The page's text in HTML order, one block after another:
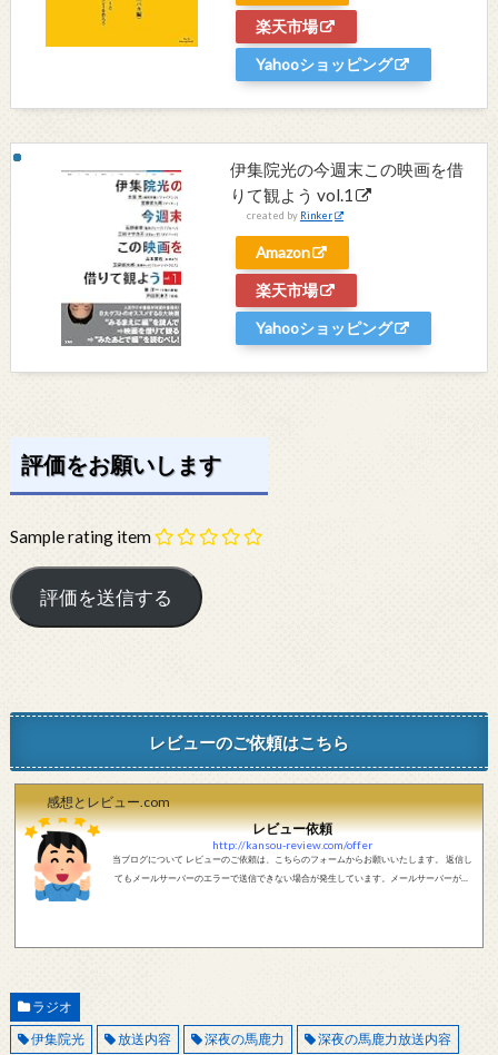
楽天市場
Yahooショッピング
伊集院光の今週末この映画を借
りて観よう vol.1
created by Rinker
Amazon
楽天市場
Yahooショッピング
評価をお願いします
Sample rating item
レビューのご依頼はこちら
感想とレビュー.com
レビュー依頼
http://kansou-review.com/offer
当ブログについて レビューのご依頼は、こちらのフォームからお願いいたします。 返信し
てもメールサーバーのエラーで送信できない場合が発生しています。メールサーバーが正
ラジオ
伊集院光
放送内容 深夜の馬鹿力 深夜の馬鹿力放送内容